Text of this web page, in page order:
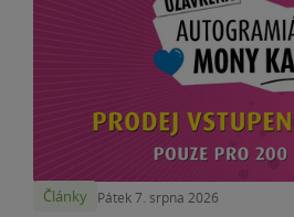
Články Pátek 7. srpna 2026